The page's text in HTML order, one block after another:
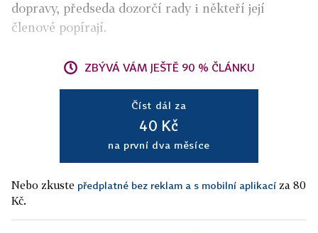
dopravy, předseda dozorčí rady i někteří její
členové popírají.
ZBÝVÁ VÁM JEŠTĚ 90 % ČLÁNKU
Číst dál za
40 Kč
na první dva měsíce
Nebo zkuste předplatné bez reklam a s mobilní aplikací za 80
Kč.